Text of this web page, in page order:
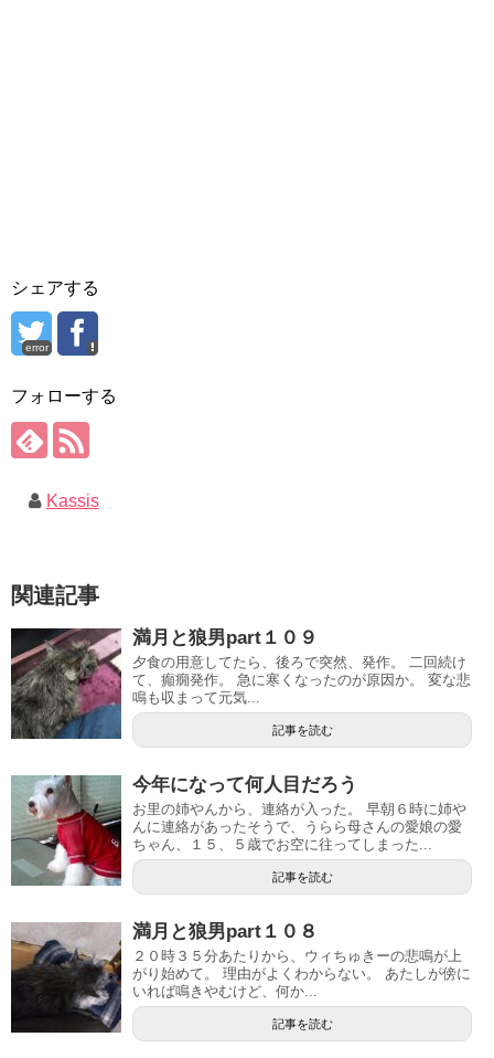
シェアする
error
フォローする
Kassis
関連記事
満月と狼男part１０９
夕食の用意してたら、後ろで突然、発作。 二回続け
て、癲癇発作。 急に寒くなったのが原因か。 変な悲
鳴も収まって元気...
記事を読む
今年になって何人目だろう
お里の姉やんから、連絡が入った。 早朝６時に姉や
んに連絡があったそうで、うらら母さんの愛娘の愛
ちゃん、１５、５歳でお空に往ってしまった...
記事を読む
満月と狼男part１０８
２０時３５分あたりから、ウィちゅきーの悲鳴が上
がり始めて。 理由がよくわからない。 あたしが傍に
いれば鳴きやむけど、何か...
記事を読む